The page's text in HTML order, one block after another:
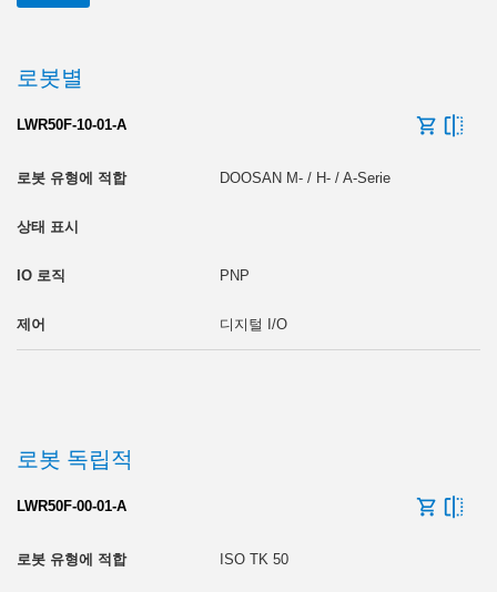
로봇별
LWR50F-10-01-A
DOOSAN M- / H- / A-Serie
PNP
디지털 I/O
로봇 독립적
LWR50F-00-01-A
ISO TK 50